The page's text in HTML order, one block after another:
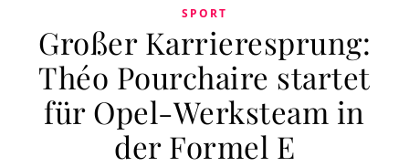
SPORT
Großer Karrieresprung:
Théo Pourchaire startet
für Opel-Werksteam in
der Formel E